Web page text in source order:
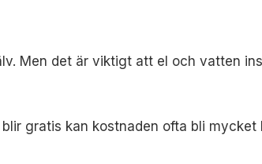
Men det är viktigt att el och vatten
gratis kan kostnaden ofta bli mycket